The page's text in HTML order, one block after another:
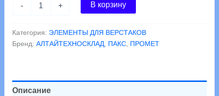
-
БОЛЬШАЯ
+ В корзину
Категория: ЭЛЕМЕНТЫ ДЛЯ ВЕРСТАКОВ
Бренд: АЛТАЙТЕХНОСКЛАД, ПАКС, ПРОМЕТ
Описание